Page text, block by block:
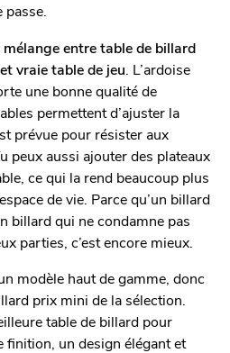
passe.
mélange entre table de billard
vraie table de jeu . L’ardoise
une bonne qualité de
permettent d’ajuster la
prévue pour résister aux
peux aussi ajouter des plateaux
ce qui la rend beaucoup plus
de vie. Parce qu’un billard
billard qui ne condamne pas
parties, c’est encore mieux.
modèle haut de gamme, donc
prix mini de la sélection.
table de billard pour
finition, un design élégant et